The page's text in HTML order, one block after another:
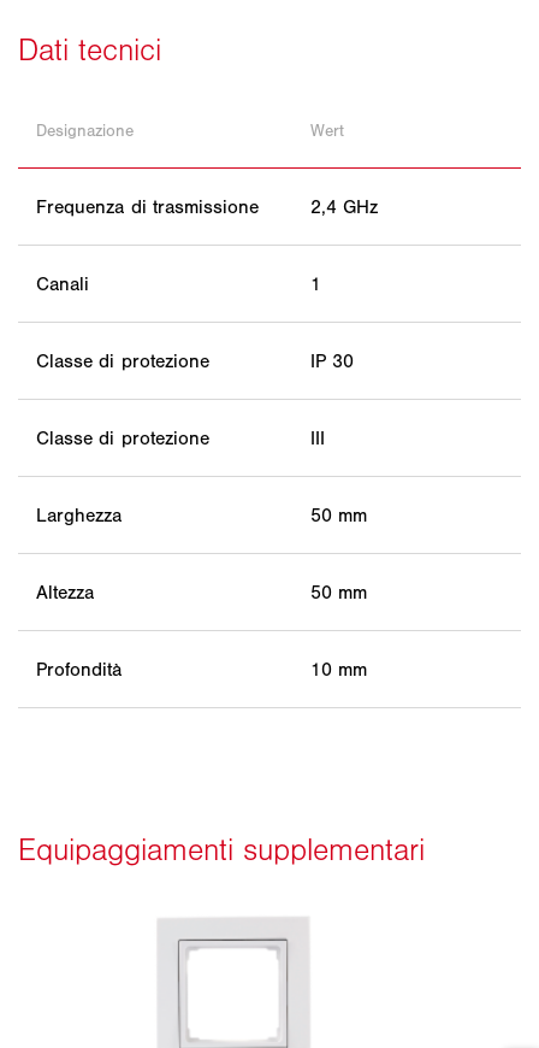
Designazione Wert
Frequenza di trasmissione 2,4 GHz
Canali 1
Classe di protezione IP 30
Classe di protezione III
Larghezza 50 mm
Altezza 50 mm
Profondità 10 mm